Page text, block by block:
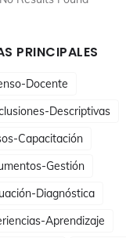
PRINCIPALES
Docente
Descriptivas
Capacitación
Gestión
Diagnóstica
Aprendizaje